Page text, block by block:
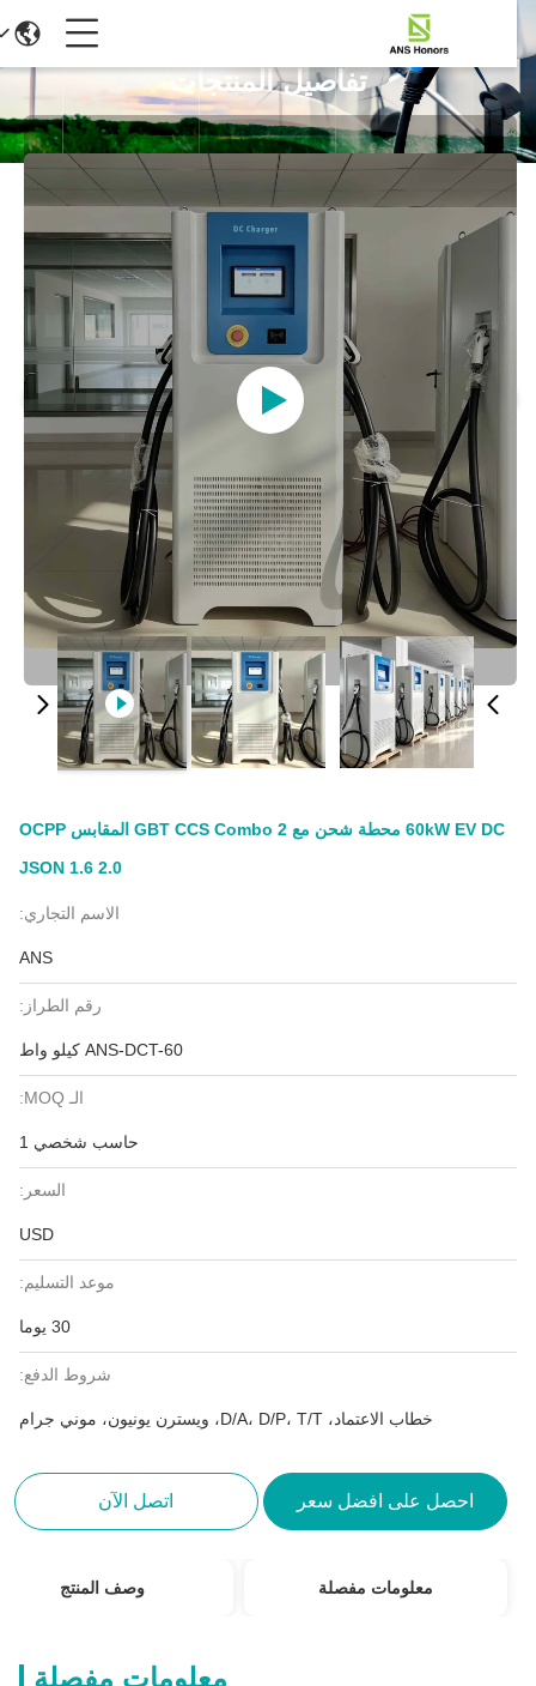
تفاصيل المنتجات
60kW EV DC محطة شحن مع GBT CCS Combo 2 المقابس OCPP
JSON 1.6 2.0
الاسم التجاري:
ANS
رقم الطراز:
ANS-DCT-60 كيلو واط
الـ MOQ:
حاسب شخصي 1
السعر:
USD
موعد التسليم:
30 يوما
شروط الدفع:
خطاب الاعتماد، D/A، D/P، T/T، ويسترن يونيون، موني جرام
احصل على افضل سعر اتصل الآن
معلومات مفصلة وصف المنتج
معلومات مفصلة